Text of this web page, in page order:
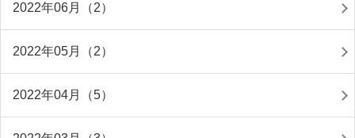
2022年06月（2）
2022年05月（2）
2022年04月（5）